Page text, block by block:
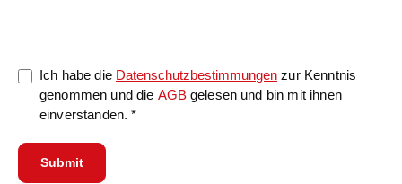
Ich habe die Datenschutzbestimmungen zur Kenntnis
genommen und die AGBgelesen und bin mit ihnen
einverstanden. *
Submit